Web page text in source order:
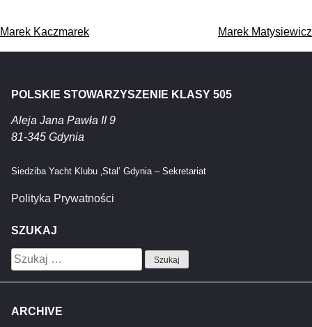
Nawigacja
wpisu
Marek Kaczmarek Marek Matysiewicz
POLSKIE STOWARZYSZENIE KLASY 505
Aleja Jana Pawła II 9
81-345 Gdynia
Siedziba Yacht Klubu ‚Stal’ Gdynia – Sekretariat
Polityka Prywatności
SZUKAJ
Szukaj:
ARCHIVE